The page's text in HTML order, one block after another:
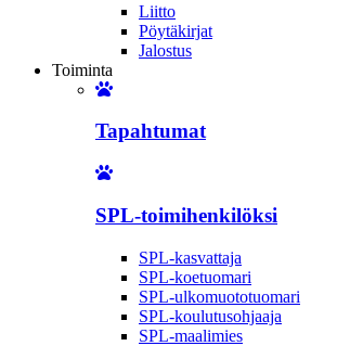
Liitto
Pöytäkirjat
Jalostus
Toiminta
Tapahtumat
SPL-toimihenkilöksi
SPL-kasvattaja
SPL-koetuomari
SPL-ulkomuototuomari
SPL-koulutusohjaaja
SPL-maalimies